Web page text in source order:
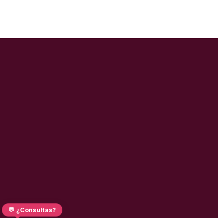
💬 ¿Consultas?